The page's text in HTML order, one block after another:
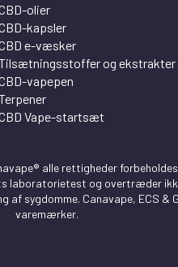
olier
kapsler
e-væsker
og ekstrakter
vapepen
Vape-startsæt
alle rettigheder
laboratorietest og overtræder
af sygdomme. Canavape, ECS &
varemærker.